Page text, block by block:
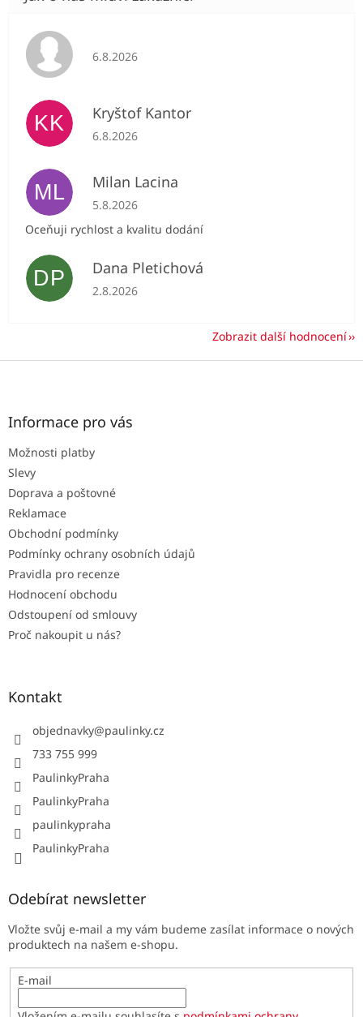
Hodnocení obchodu je 5 z 5 hvězdiček.
6.8.2026
KK Kryštof Kantor
Hodnocení obchodu je 5 z 5 hvězdiček.
6.8.2026
ML Milan Lacina
Hodnocení obchodu je 5 z 5 hvězdiček.
5.8.2026
Oceňuji rychlost a kvalitu dodání
DP Dana Pletichová
Hodnocení obchodu je 5 z 5 hvězdiček.
2.8.2026
Zobrazit další hodnocení
Z
Informace pro vás
Možnosti platby
Slevy
Doprava a poštovné
Reklamace
Obchodní podmínky
Podmínky ochrany osobních údajů
Pravidla pro recenze
Hodnocení obchodu
Odstoupení od smlouvy
Proč nakoupit u nás?
Kontakt
objednavky@paulinky.cz
733 755 999
PaulinkyPraha
PaulinkyPraha
paulinkypraha
PaulinkyPraha
Odebírat newsletter
Vložte svůj e-mail a my vám budeme zasílat informace o nových
produktech na našem e-shopu.
E-mail